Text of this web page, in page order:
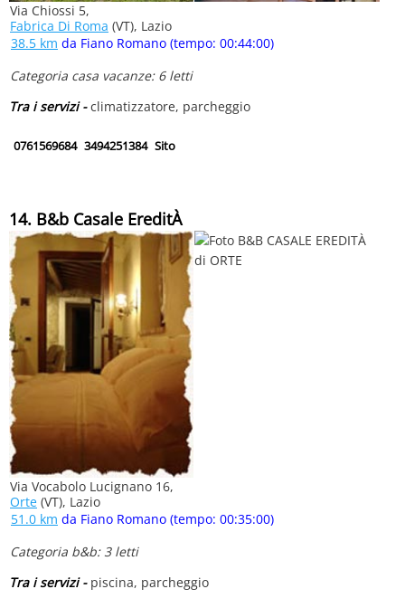
Via Chiossi 5,
Fabrica Di Roma (VT), Lazio
38.5 km da Fiano Romano (tempo: 00:44:00)
Categoria casa vacanze: 6 letti
Tra i servizi -climatizzatore, parcheggio
0761569684 3494251384 Sito
14. B&b Casale EreditÀ
Via Vocabolo Lucignano 16,
Orte (VT), Lazio
51.0 km da Fiano Romano (tempo: 00:35:00)
Categoria b&b: 3 letti
Tra i servizi - piscina, parcheggio